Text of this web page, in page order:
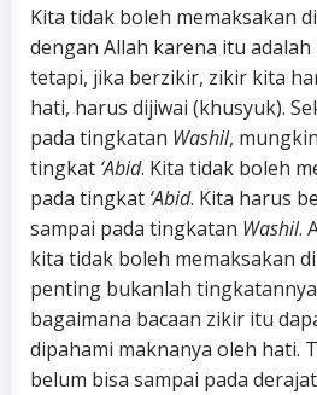
Kita tidak boleh memaksakan
dengan Allah karena itu adalah
tetapi, jika berzikir, zikir kita
hati, harus dijiwai (khusyuk).
pada tingkatan Washil,
tingkat ‘Abid. Kita tidak boleh
pada tingkat ‘Abid. Kita harus
sampai pada tingkatan Washil.
kita tidak boleh memaksakan
penting bukanlah
bagaimana bacaan zikir itu
dipahami maknanya oleh hati.
belum bisa sampai pada